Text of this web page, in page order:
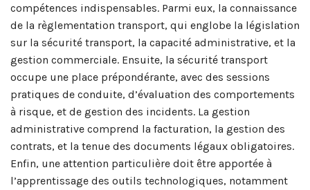
compétences indispensables. Parmi eux, la connaissance
de la règlementation transport, qui englobe la législation
sur la sécurité transport, la capacité administrative, et la
gestion commerciale. Ensuite, la sécurité transport
occupe une place prépondérante, avec des sessions
pratiques de conduite, d’évaluation des comportements
à risque, et de gestion des incidents. La gestion
administrative comprend la facturation, la gestion des
contrats, et la tenue des documents légaux obligatoires.
Enfin, une attention particulière doit être apportée à
l’apprentissage des outils technologiques, notamment